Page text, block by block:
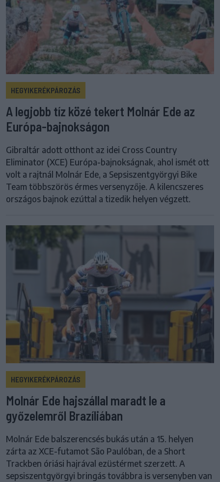
HEGYIKERÉKPÁROZÁS
A legjobb tíz közé tekert Molnár Ede az
Európa-bajnokságon
Gibraltár adott otthont az idei Cross Country
Eliminator (XCE) Európa-bajnokságnak, ahol ismét ott
volt a rajtnál Molnár Ede, a Sepsiszentgyörgyi Bike
Team többszörös érmes versenyzője. A kilencszeres
országos bajnok ezúttal a tizedik helyen végzett.
HEGYIKERÉKPÁROZÁS
Molnár Ede hajszállal maradt le a
győzelemről Brazíliában
Molnár Ede balszerencsés bukás után a 15. helyen
zárta az XCE-futamot São Paulóban, de a Short
Trackben óriási hajrával ezüstérmet szerzett. A
sepsiszentgyörgyi bringás továbbra is versenyben van